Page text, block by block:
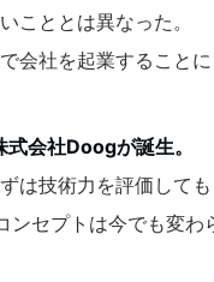
こととは異なった。
会社を起業することに
会社Doogが誕生。
は技術力を評価して
ンセプトは今でも変わ